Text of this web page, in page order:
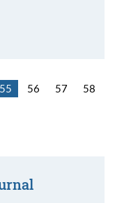
55 56 57
58